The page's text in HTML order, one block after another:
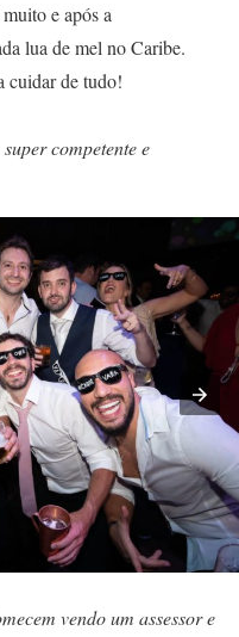
e após a
lua de mel no Caribe.
cuidar de tudo!
competente e
vendo um assessor e